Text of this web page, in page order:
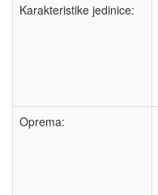
Karakteristike jedinice:
Oprema: